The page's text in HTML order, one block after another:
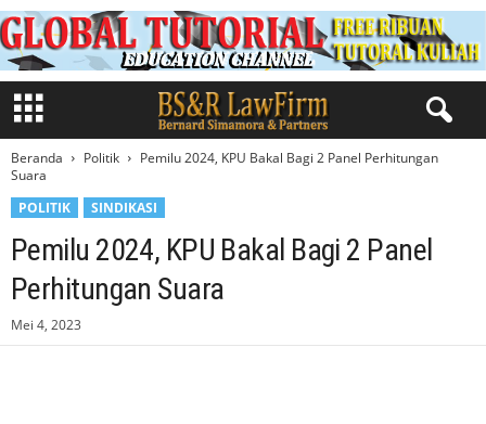
Beranda Politik
Pemilu 2024, KPU Bakal Bagi 2 Panel Perhitungan
Suara
POLITIK
SINDIKASI
Pemilu 2024, KPU Bakal Bagi 2 Panel
Perhitungan Suara
Mei 4, 2023